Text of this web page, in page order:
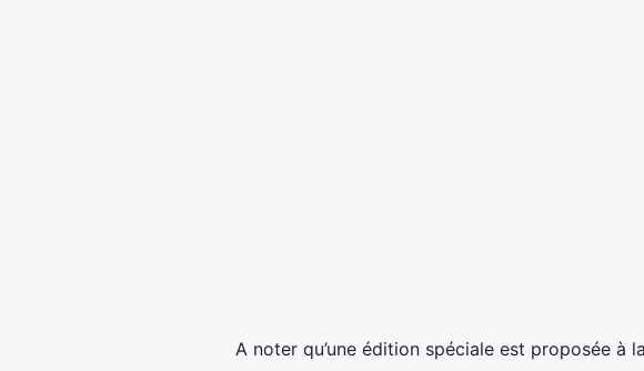
A noter qu’une édition spéciale est proposée à